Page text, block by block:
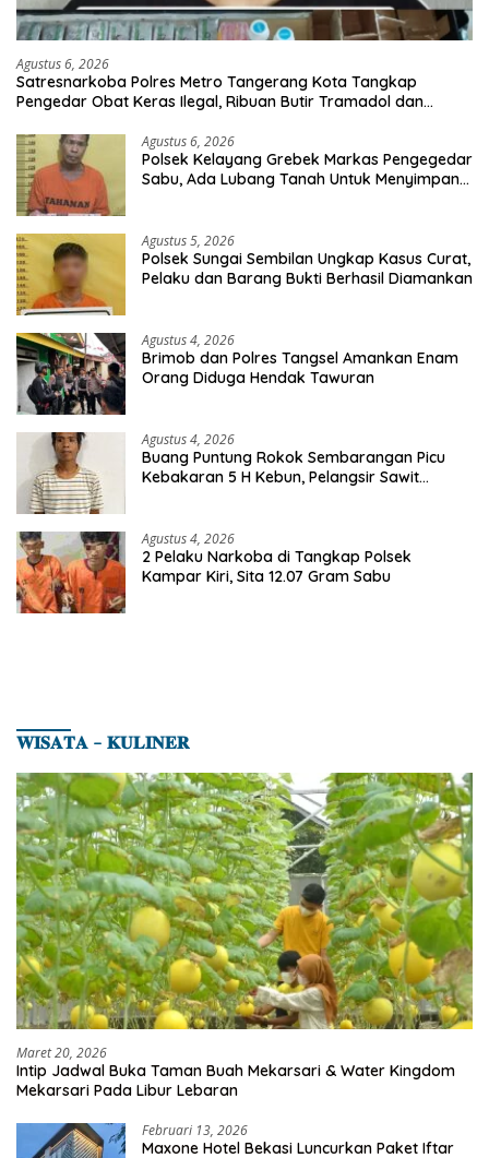
Agustus 6, 2026
Satresnarkoba Polres Metro Tangerang Kota Tangkap
Pengedar Obat Keras Ilegal, Ribuan Butir Tramadol dan
Agustus 6, 2026
Polsek Kelayang Grebek Markas Pengegedar
Sabu, Ada Lubang Tanah Untuk Menyimpan
Agustus 5, 2026
Polsek Sungai Sembilan Ungkap Kasus Curat,
Pelaku dan Barang Bukti Berhasil Diamankan
Agustus 4, 2026
Brimob dan Polres Tangsel Amankan Enam
Orang Diduga Hendak Tawuran
Agustus 4, 2026
Buang Puntung Rokok Sembarangan Picu
Kebakaran 5 H Kebun, Pelangsir Sawit
Agustus 4, 2026
2 Pelaku Narkoba di Tangkap Polsek
Kampar Kiri, Sita 12.07 Gram Sabu
𝐖𝐈𝐒𝐀𝐓𝐀 – 𝐊𝐔𝐋𝐈𝐍𝐄𝐑
Maret 20, 2026
Intip Jadwal Buka Taman Buah Mekarsari & Water Kingdom
Mekarsari Pada Libur Lebaran
Februari 13, 2026
Maxone Hotel Bekasi Luncurkan Paket Iftar